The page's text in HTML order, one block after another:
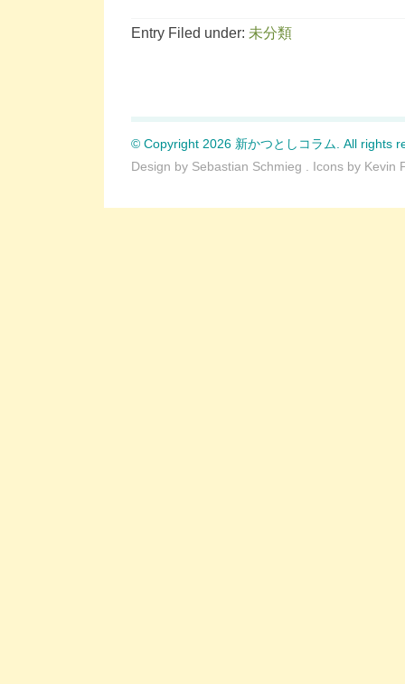
Entry Filed under: 未分類
© Copyright 2026 新かつとしコラム. All rights
Design by Sebastian Schmieg . Icons by Kevin